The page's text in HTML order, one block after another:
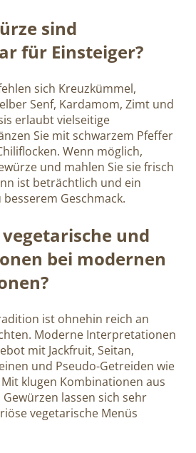
sind
für Einsteiger?
sich Kreuzkümmel,
Senf, Kardamom, Zimt und
erlaubt vielseitige
Sie mit schwarzem Pfeffer
Wenn möglich,
und mahlen Sie sie frisch
ist beträchtlich und ein
Geschmack.
und
bei modernen
ist ohnehin reich an
Moderne Interpretationen
mit Jackfruit, Seitan,
und Pseudo-Getreiden wie
klugen Kombinationen aus
lassen sich sehr
vegetarische Menüs